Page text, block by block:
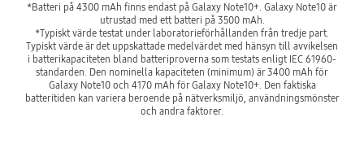
*Batteri på 4300 mAh finns endast på Galaxy Note10+. Galaxy Note10 är
utrustad med ett batteri på 3500 mAh.
*Typiskt värde testat under laboratorieförhållanden från tredje part.
Typiskt värde är det uppskattade medelvärdet med hänsyn till avvikelsen
i batterikapaciteten bland batteriproverna som testats enligt IEC 61960-
standarden. Den nominella kapaciteten (minimum) är 3400 mAh för
Galaxy Note10 och 4170 mAh för Galaxy Note10+. Den faktiska
batteritiden kan variera beroende på nätverksmiljö, användningsmönster
och andra faktorer.